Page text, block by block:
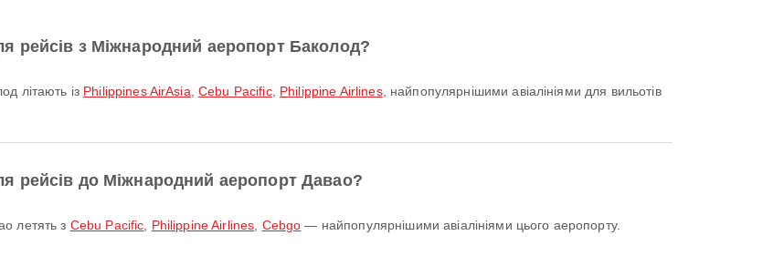
рейсів з Міжнародний аеропорт Баколод?
літають із Philippines AirAsia ,Cebu Pacific, Philippine Airlines, найпопулярнішими авіалініями для вильотів
рейсів до Міжнародний аеропорт Давао?
летять з Cebu Pacific Philippine Airlines Cebgo — найпопулярнішими авіалініями цього аеропорту.